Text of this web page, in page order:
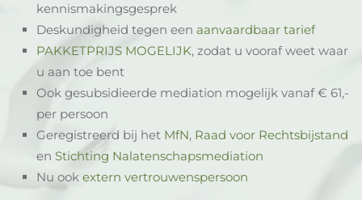
kennismakingsgesprek
Deskundigheid tegen een aanvaardbaar tarief
PAKKETPRIJS MOGELIJK, zodat u vooraf weet waar
u aan toe bent
Ook gesubsidieerde mediation mogelijk vanaf € 61,-
per persoon
Geregistreerd bij het MfN, Raad voor Rechtsbijstand
en Stichting Nalatenschapsmediation
Nu ook extern vertrouwenspersoon